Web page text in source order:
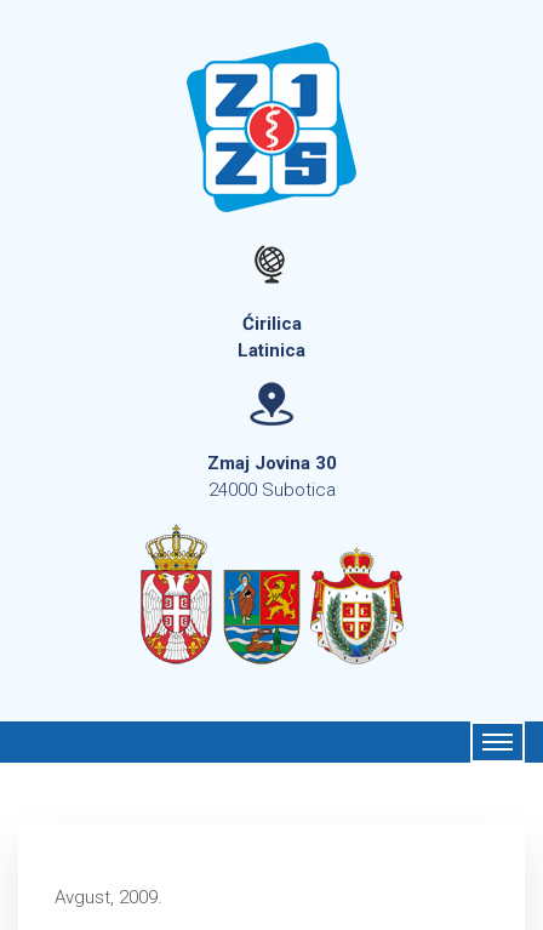
Ćirilica
Latinica
Zmaj Jovina 30
24000 Subotica
Avgust, 2009.